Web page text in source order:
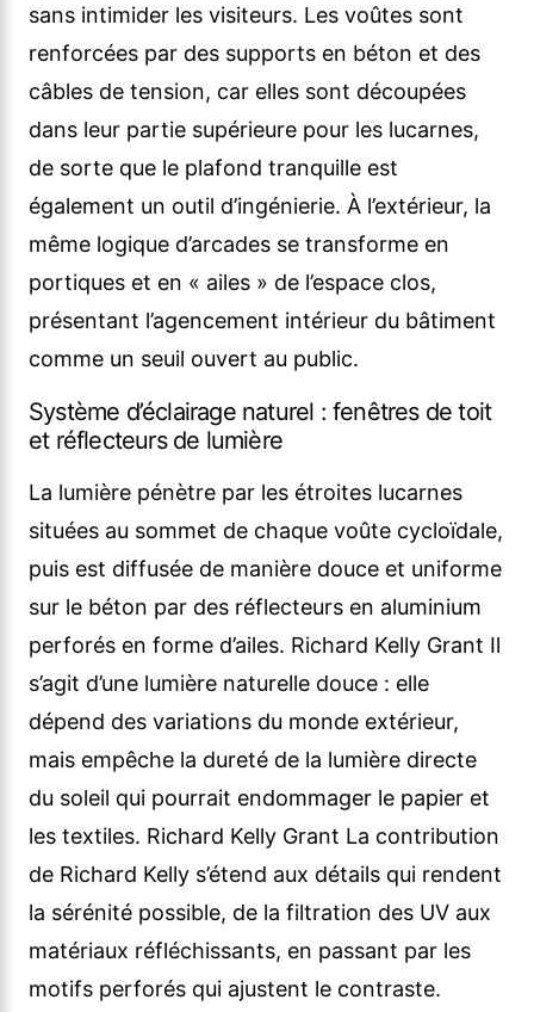
sans intimider les visiteurs. Les voûtes sont
renforcées par des supports en béton et des
câbles de tension, car elles sont découpées
dans leur partie supérieure pour les lucarnes,
de sorte que le plafond tranquille est
également un outil d’ingénierie. À l’extérieur, la
même logique d’arcades se transforme en
portiques et en « ailes » de l’espace clos,
présentant l’agencement intérieur du bâtiment
comme un seuil ouvert au public.
Système d’éclairage naturel : fenêtres de toit
et réflecteurs de lumière
La lumière pénètre par les étroites lucarnes
situées au sommet de chaque voûte cycloïdale,
puis est diffusée de manière douce et uniforme
sur le béton par des réflecteurs en aluminium
perforés en forme d’ailes. Richard Kelly Grant Il
s’agit d’une lumière naturelle douce : elle
dépend des variations du monde extérieur,
mais empêche la dureté de la lumière directe
du soleil qui pourrait endommager le papier et
les textiles. Richard Kelly Grant La contribution
de Richard Kelly s’étend aux détails qui rendent
la sérénité possible, de la filtration des UV aux
matériaux réfléchissants, en passant par les
motifs perforés qui ajustent le contraste.